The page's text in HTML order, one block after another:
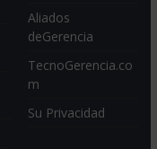
Aliados
deGerencia
TecnoGerencia.co
m
Su Privacidad